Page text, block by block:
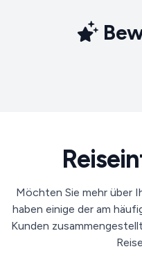
Möchten Sie mehr über
haben einige der am
Kunden